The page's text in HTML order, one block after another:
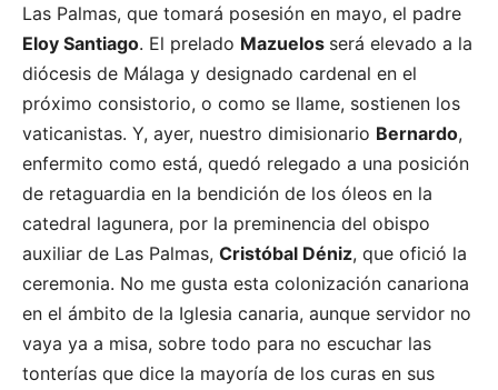
Las Palmas, que tomará posesión en mayo, el padre
Eloy Santiago. El prelado Mazuelos será elevado a la
diócesis de Málaga y designado cardenal en el
próximo consistorio, o como se llame, sostienen los
vaticanistas. Y, ayer, nuestro dimisionario Bernardo,
enfermito como está, quedó relegado a una posición
de retaguardia en la bendición de los óleos en la
catedral lagunera, por la preminencia del obispo
auxiliar de Las Palmas, Cristóbal Déniz, que ofició la
ceremonia. No me gusta esta colonización canariona
en el ámbito de la Iglesia canaria, aunque servidor no
vaya ya a misa, sobre todo para no escuchar las
tonterías que dice la mayoría de los curas en sus